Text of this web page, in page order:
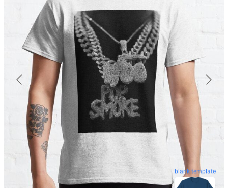
blank template